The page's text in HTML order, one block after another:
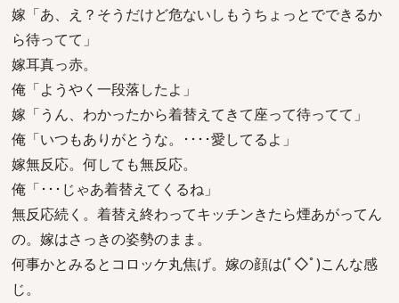
嫁「あ、え？そうだけど危ないしもうちょっとでできるか
ら待ってて」
嫁耳真っ赤。
俺「ようやく一段落したよ」
嫁「うん、わかったから着替えてきて座って待ってて」
俺「いつもありがとうな。････愛してるよ」
嫁無反応。何しても無反応。
俺「･･･じゃあ着替えてくるね」
無反応続く。着替え終わってキッチンきたら煙あがってん
の。嫁はさっきの姿勢のまま。
何事かとみるとコロッケ丸焦げ。嫁の顔は(ﾟ◇ﾟ)こんな感
じ。